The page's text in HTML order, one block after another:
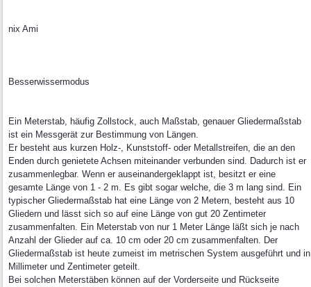
nix Ami
Besserwissermodus
Ein Meterstab, häufig Zollstock, auch Maßstab, genauer Gliedermaßstab
ist ein Messgerät zur Bestimmung von Längen.
Er besteht aus kurzen Holz-, Kunststoff- oder Metallstreifen, die an den
Enden durch genietete Achsen miteinander verbunden sind. Dadurch ist er
zusammenlegbar. Wenn er auseinandergeklappt ist, besitzt er eine
gesamte Länge von 1 - 2 m. Es gibt sogar welche, die 3 m lang sind. Ein
typischer Gliedermaßstab hat eine Länge von 2 Metern, besteht aus 10
Gliedern und lässt sich so auf eine Länge von gut 20 Zentimeter
zusammenfalten. Ein Meterstab von nur 1 Meter Länge läßt sich je nach
Anzahl der Glieder auf ca. 10 cm oder 20 cm zusammenfalten. Der
Gliedermaßstab ist heute zumeist im metrischen System ausgeführt und in
Millimeter und Zentimeter geteilt.
Bei solchen Meterstäben können auf der Vorderseite und Rückseite